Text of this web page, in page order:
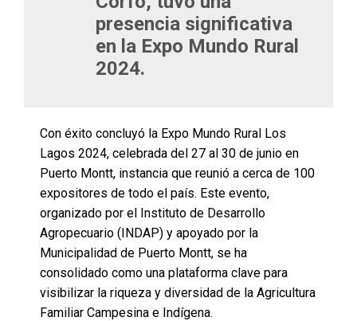
presencia significativa
en la Expo Mundo Rural
2024.
Con éxito concluyó la Expo Mundo Rural Los
Lagos 2024, celebrada del 27 al 30 de junio en
Puerto Montt, instancia que reunió a cerca de 100
expositores de todo el país. Este evento,
organizado por el Instituto de Desarrollo
Agropecuario (INDAP) y apoyado por la
Municipalidad de Puerto Montt, se ha
consolidado como una plataforma clave para
visibilizar la riqueza y diversidad de la Agricultura
Familiar Campesina e Indígena.